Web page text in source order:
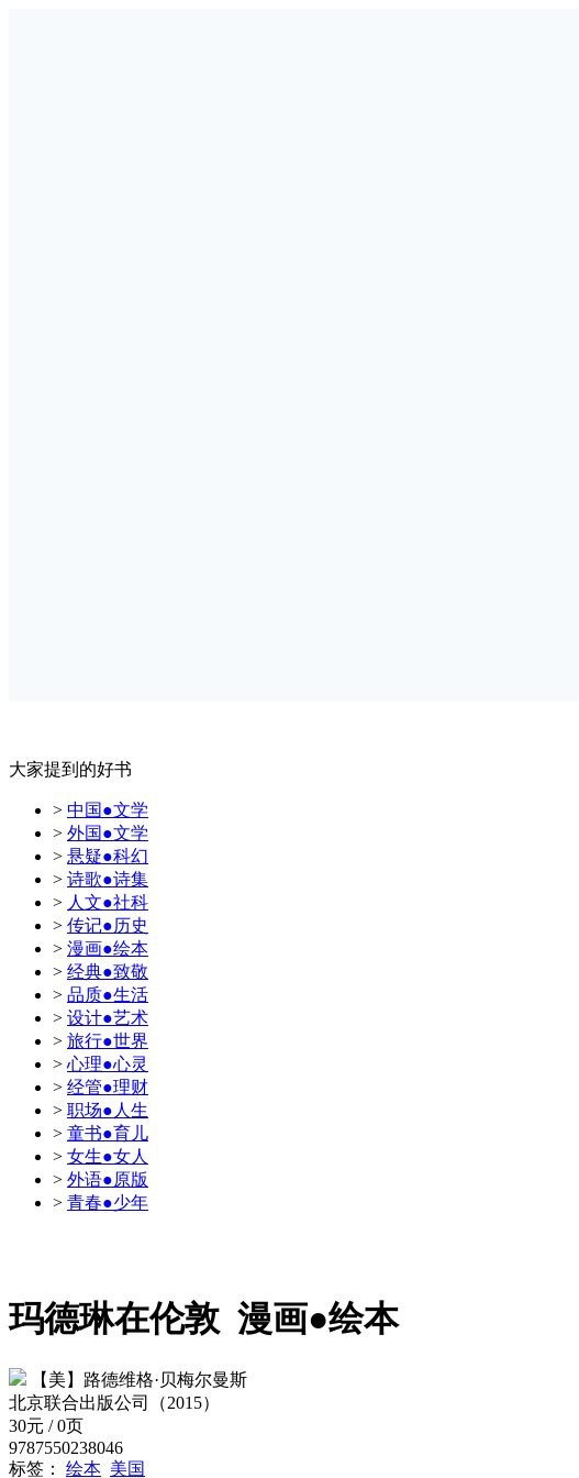
大家提到的好书
> 中国●文学
> 外国●文学
> 悬疑●科幻
> 诗歌●诗集
> 人文●社科
> 传记●历史
> 漫画●绘本
> 经典●致敬
> 品质●生活
> 设计●艺术
> 旅行●世界
> 心理●心灵
> 经管●理财
> 职场●人生
> 童书●育儿
> 女生●女人
> 外语●原版
> 青春●少年
玛德琳在伦敦 漫画●绘本
【美】路德维格·贝梅尔曼斯
北京联合出版公司（2015）
30元 / 0页
9787550238046
标签： 绘本 美国